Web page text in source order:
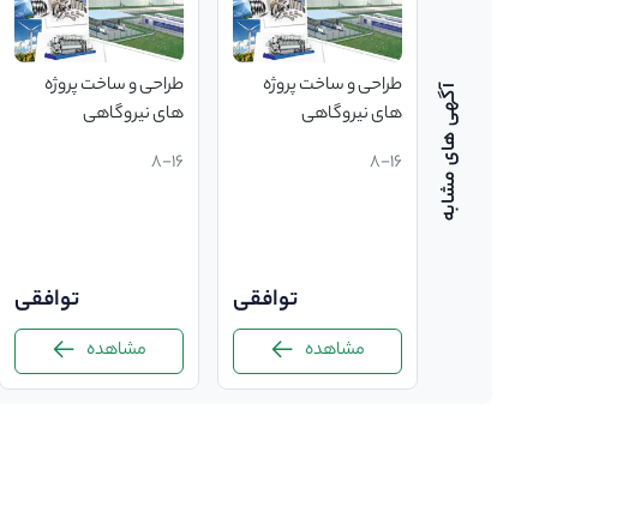
طراحی و ساخت پروژه
های نیروگاهی
8-16
توافقی
مشاهده
طراحی و ساخت پروژه
های نیروگاهی
8-16
توافقی
مشاهده